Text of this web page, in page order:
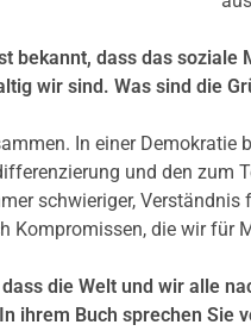
bekannt, dass das soziale
wir sind. Was sind die
In einer Demokratie
und den zum
schwieriger,
Kompromissen, die wir für
die Welt und wir alle
ihrem Buch sprechen Sie